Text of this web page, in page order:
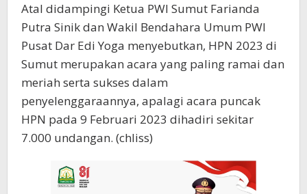
Atal didampingi Ketua PWI Sumut Farianda
Putra Sinik dan Wakil Bendahara Umum PWI
Pusat Dar Edi Yoga menyebutkan, HPN 2023 di
Sumut merupakan acara yang paling ramai dan
meriah serta sukses dalam
penyelenggaraannya, apalagi acara puncak
HPN pada 9 Februari 2023 dihadiri sekitar
7.000 undangan. (chliss)